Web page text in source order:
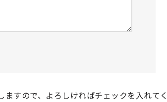
すので、よろしければチェックを入れてく